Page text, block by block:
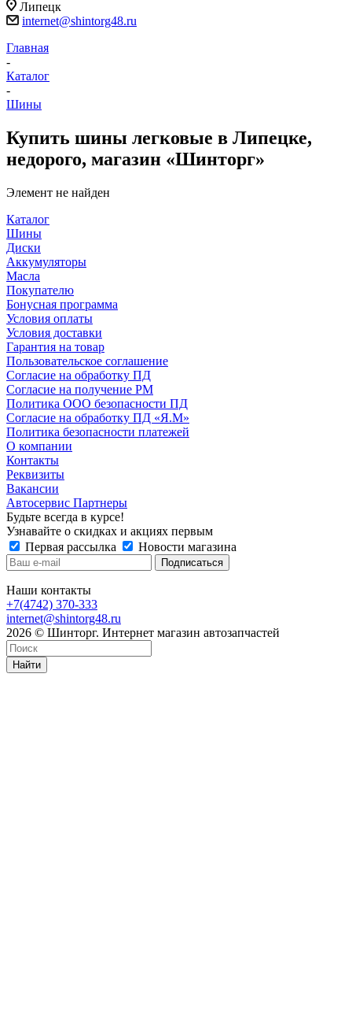
Липецк
internet@shintorg48.ru
Главная
-
Каталог
-
Шины
Купить шины легковые в Липецке,
недорого, магазин «Шинторг»
Элемент не найден
Каталог
Шины
Диски
Аккумуляторы
Масла
Покупателю
Бонусная программа
Условия оплаты
Условия доставки
Гарантия на товар
Пользовательское соглашение
Согласие на обработку ПД
Согласие на получение РМ
Политика ООО безопасности ПД
Согласие на обработку ПД «Я.М»
Политика безопасности платежей
О компании
Контакты
Реквизиты
Вакансии
Автосервис Партнеры
Будьте всегда в курсе!
Узнавайте о скидках и акциях первым
Первая рассылка
Новости магазина
Наши контакты
+7(4742) 370-333
internet@shintorg48.ru
2026 © Шинторг. Интернет магазин автозапчастей
Найти